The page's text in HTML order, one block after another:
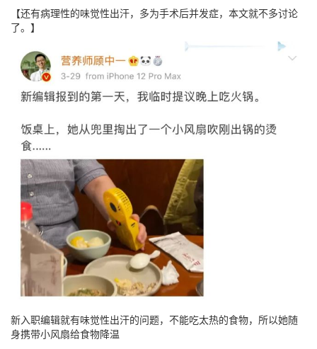
【还有病理性的味觉性出汗，多为手术后并发症，本文就不多讨论
了。】
新入职编辑就有味觉性出汗的问题，不能吃太热的食物，所以她随
身携带小风扇给食物降温